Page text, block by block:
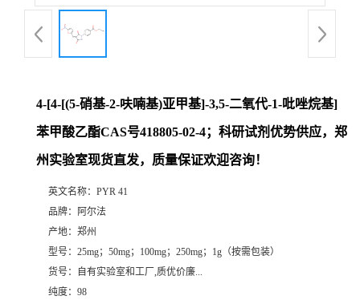
厅4-[4-[(5-硝基-2-呋喃基)亚甲基]-3,5-二氧代-1-吡唑烷基]
苯甲酸乙酯CAS号418805-02-4；科研试剂优势供应，郑
州实验室现货直发，质量保证欢迎咨询！
英文名称： PYR 41
品牌：
阿尔法
产地： 郑州
型号： 25mg；50mg；100mg；250mg；1g（按需包装）
货号：
自有实验室和工厂,质优价廉...
纯度： 98